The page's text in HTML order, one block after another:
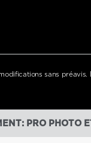
sans
PRO PHOTO